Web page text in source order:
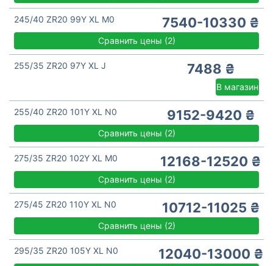
245/40 ZR20 99Y XL M0 7540-10330 ₴
Сравнить цены (2)
255/35 ZR20 97Y XL J 7488 ₴
В магазин
255/40 ZR20 101Y XL N0 9152-9420 ₴
Сравнить цены (2)
275/35 ZR20 102Y XL M0 12168-12520 ₴
Сравнить цены (2)
275/45 ZR20 110Y XL N0 10712-11025 ₴
Сравнить цены (2)
295/35 ZR20 105Y XL N0 12040-13000 ₴